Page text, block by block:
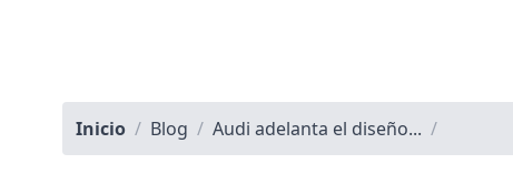
Inicio / Blog / Audi adelanta el diseño... /